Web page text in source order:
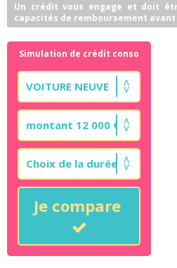
Un crédit vous engage et doit
capacités de remboursement avant
Simulation de crédit conso
Je compare